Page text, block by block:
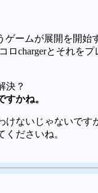
ゲームが展開を開始
ロchargerとそれを
決？
かね。
けないじゃないです
ださいね。